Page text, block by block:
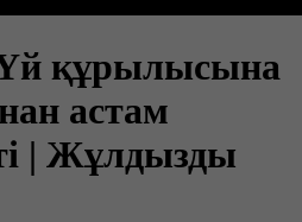
құрылысына
астам
| Жұлдызды